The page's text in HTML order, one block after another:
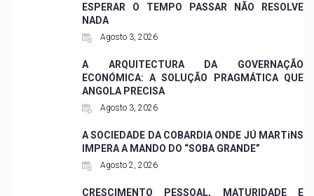
ESPERAR O TEMPO PASSAR NÃO RESOLVE
NADA
Agosto 3, 2026
A ARQUITECTURA DA GOVERNAÇÃO
ECONÓMICA: A SOLUÇÃO PRAGMÁTICA QUE
ANGOLA PRECISA
Agosto 3, 2026
A SOCIEDADE DA COBARDIA ONDE JÚ MARTiNS
IMPERA A MANDO DO “SOBA GRANDE”
Agosto 2, 2026
CRESCIMENTO PESSOAL, MATURIDADE E